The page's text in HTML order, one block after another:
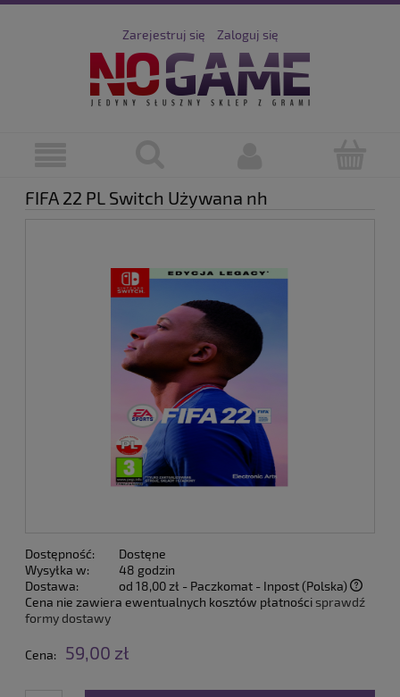
Zarejestruj się Zaloguj się
FIFA 22 PL Switch Używana nh
Dostępność:
Dostęne
Wysyłka w:
48 godzin
Dostawa:
od 18,00 zł - Paczkomat - Inpost(Polska)
Cena nie zawiera ewentualnych kosztów płatnościsprawdź
formy dostawy
Cena: 59,00 zł